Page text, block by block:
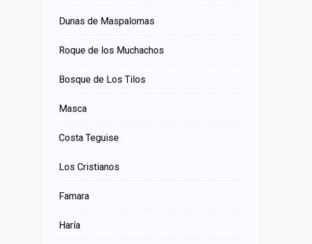
Dunas de Maspalomas
Roque de los Muchachos
Bosque de Los Tilos
Masca
Costa Teguise
Los Cristianos
Famara
Haría